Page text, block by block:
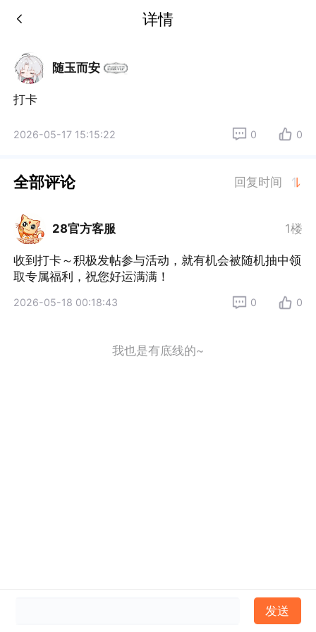
详情
随玉而安
打卡
2026-05-17 15:15:22 0 0
全部评论 回复时间
28官方客服 1楼
收到打卡～积极发帖参与活动，就有机会被随机抽中领
取专属福利，祝您好运满满！
2026-05-18 00:18:43 0 0
我也是有底线的~
发送